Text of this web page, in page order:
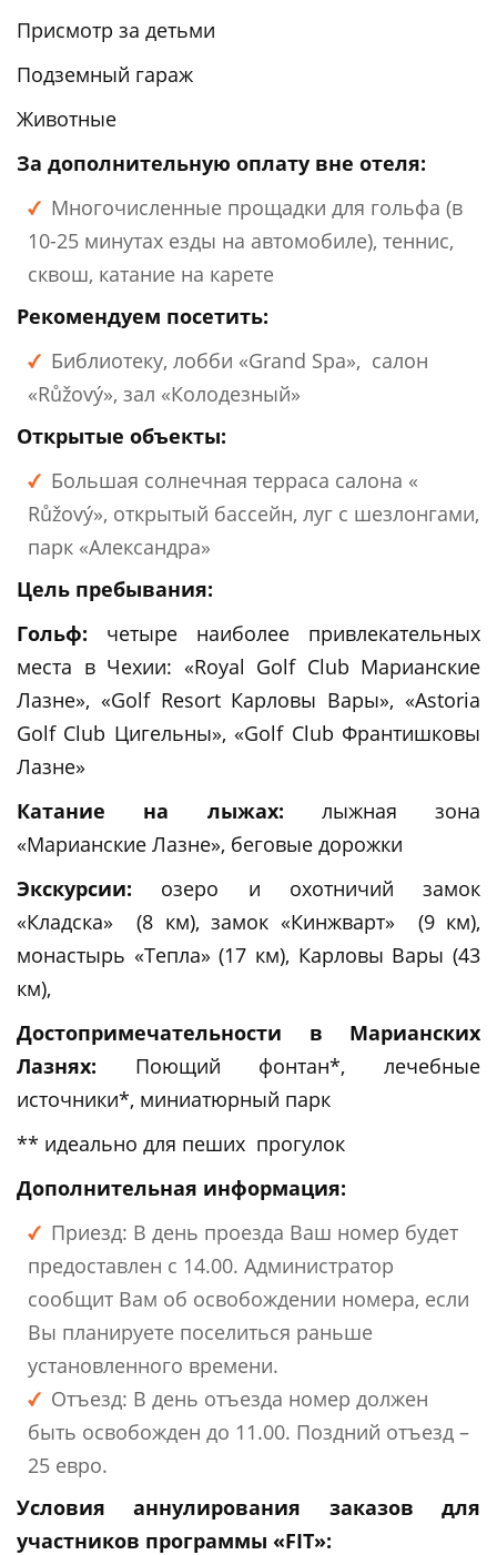
Присмотр за детьми
Подземный гараж
Животные
За дополнительную оплату вне отеля:
Многочисленные прощадки для гольфа (в
10-25 минутах езды на автомобиле), теннис,
сквош, катание на карете
Рекомендуем посетить:
Библиотеку, лобби «Grand Spa», салон
«Růžový», зал «Колодезный»
Открытые объекты:
Большая солнечная терраса салона «
Růžový», открытый бассейн, луг с шезлонгами,
парк «Александра»
Цель пребывания:
Гольф: четыре наиболее привлекательных
места в Чехии: «Royal Golf Club Марианские
Лазне», «Golf Resort Карловы Вары», «Astoria
Golf Club Цигельны», «Golf Club Франтишковы
Лазне»
Катание на лыжах: лыжная зона
«Марианские Лазне», беговые дорожки
Экскурсии: озеро и охотничий замок
«Кладска» (8 км), замок «Кинжварт» (9 км),
монастырь «Тепла» (17 км), Карловы Вары (43
км),
Достопримечательности в Марианских
Лазнях: Поющий фонтан*, лечебные
источники*, миниатюрный парк
** идеально для пеших прогулок
Дополнительная информация:
Приезд: В день проезда Ваш номер будет
предоставлен с 14.00. Администратор
сообщит Вам об освобождении номера, если
Вы планируете поселиться раньше
установленного времени.
Отъезд: В день отъезда номер должен
быть освобожден до 11.00. Поздний отъезд –
25 евро.
Условия аннулирования заказов для
участников программы «FIT»: